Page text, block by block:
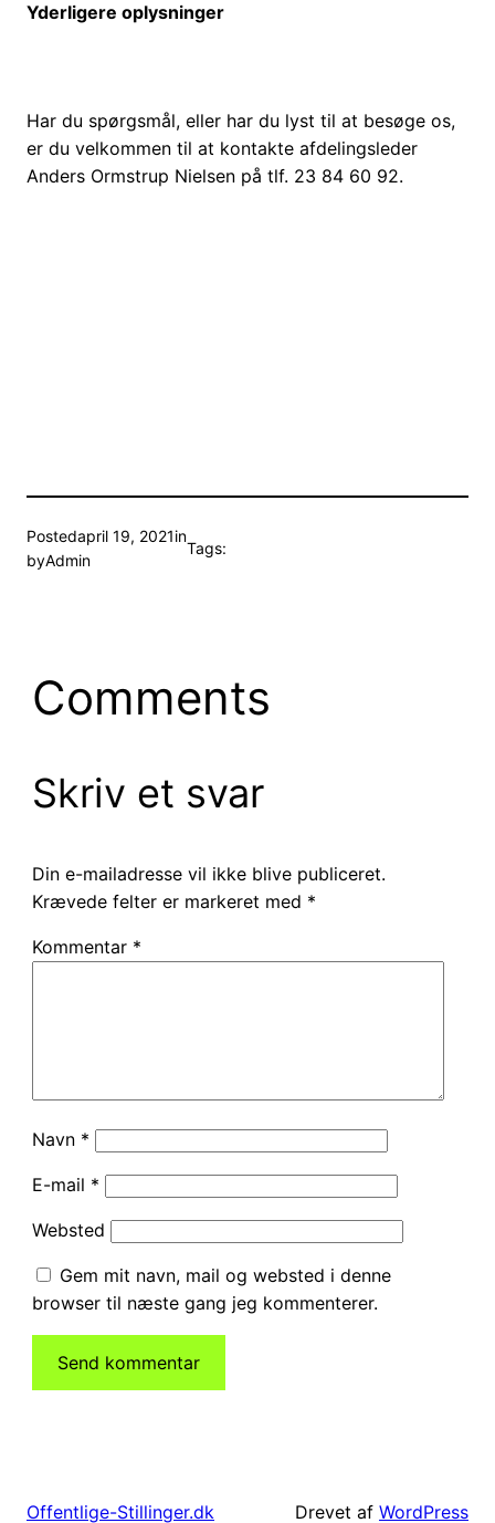
Yderligere oplysninger
Har du spørgsmål, eller har du lyst til at besøge os,
er du velkommen til at kontakte afdelingsleder
Anders Ormstrup Nielsen på tlf. 23 84 60 92.
Postedapril 19, 2021in
byAdmin
Tags:
Comments
Skriv et svar
Din e-mailadresse vil ikke blive publiceret.
Krævede felter er markeret med *
Kommentar *
Navn *
E-mail *
Websted
Gem mit navn, mail og websted i denne
browser til næste gang jeg kommenterer.
Offentlige-Stillinger.dk Drevet af WordPress